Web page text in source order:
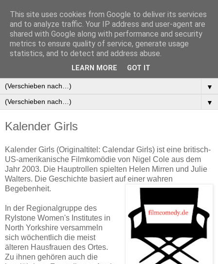
▼
▼
Kalender Girls
Kalender Girls (Originaltitel: Calendar Girls) ist eine britisch-
US-amerikanische Filmkomödie von Nigel Cole aus dem
Jahr 2003. Die Hauptrollen spielten Helen Mirren und Julie
Walters. Die Geschichte basiert auf einer wahren
Begebenheit.
In der Regionalgruppe des
Rylstone Women's Institutes in
North Yorkshire versammeln
sich wöchentlich die meist
älteren Hausfrauen des Ortes.
Zu ihnen gehören auch die
This site uses cookies from Google to deliver its services
and to analyze traffic. Your IP address and user-agent are
shared with Google along with performance and security
metrics to ensure quality of service, generate usage
statistics, and to detect and address abuse.
LEARN MORE GOT IT